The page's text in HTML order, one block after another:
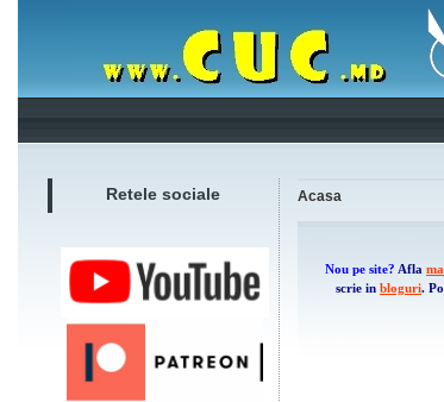
Retele sociale Acasa
Nou pe site? Afla
scrie in bloguri.